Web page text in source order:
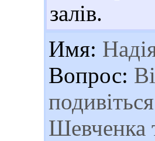
залів.
Имя:
Вопрос:
Шевченка